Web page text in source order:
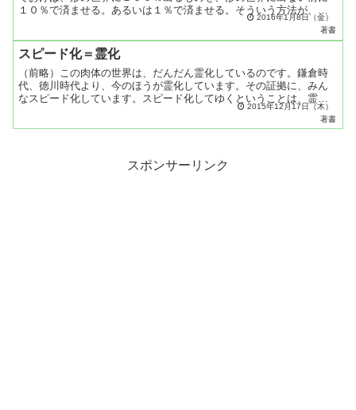
１０％で済ませる。あるいは１％で済ませる。そういう方法が、消
えてゆく姿で世界平和の祈りなのです。消えてゆく姿だけではな
2016年1月8日（金）
著書
スピード化＝霊化
（前略）この肉体の世界は、だんだん霊化しているのです。鎌倉時
代、徳川時代より、今のほうが霊化しています。その証拠に、みん
なスピード化しています。スピード化してゆくということは、霊性
に近くなってゆくことなのです。肉体がだんだん微妙になって、
2015年12月17日（木）
著書
スポンサーリンク